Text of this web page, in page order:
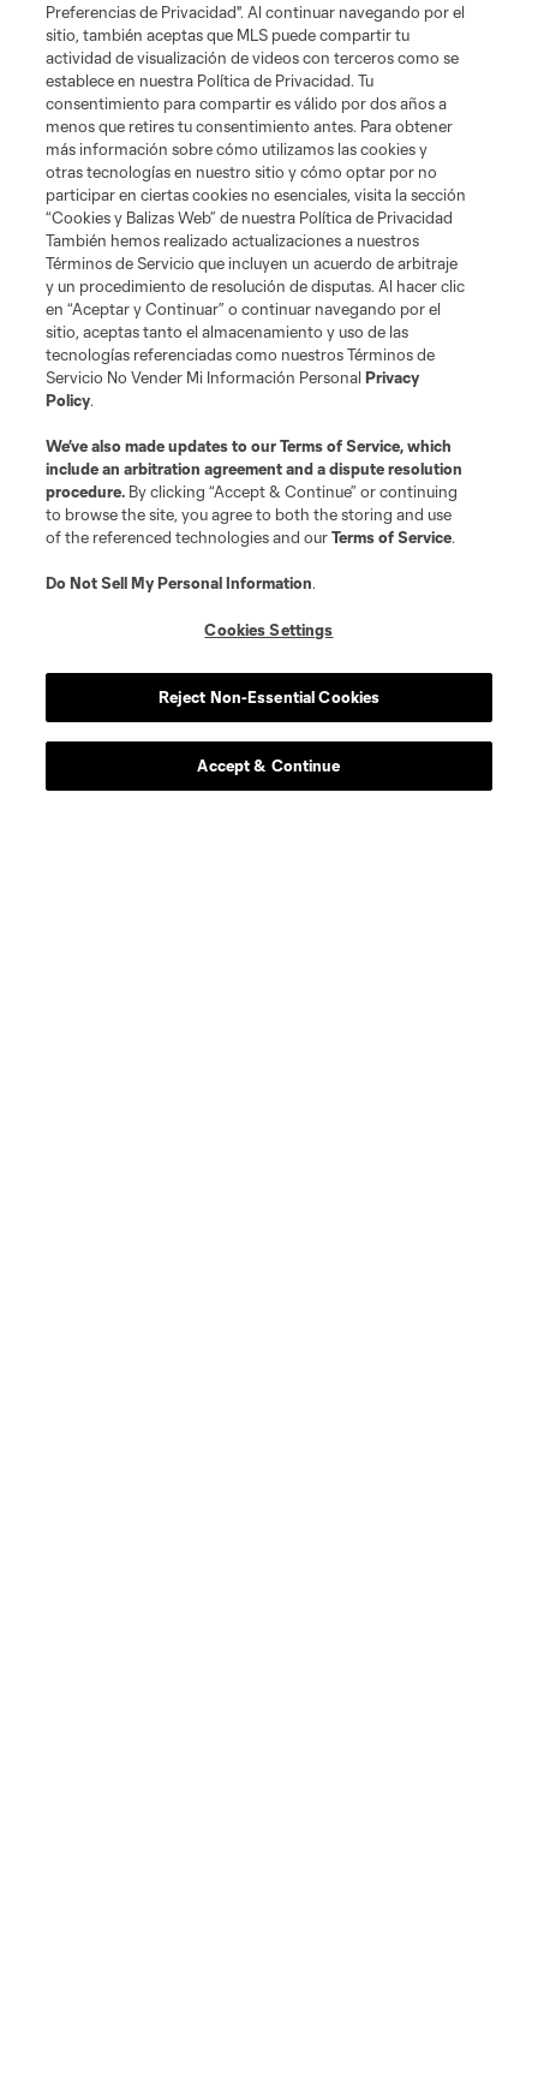
Entradas
Suscríbete al boletín
Síguenos en Twitter
Preferencias de Privacidad". Al continuar navegando por el
sitio, también aceptas que MLS puede compartir tu
actividad de visualización de videos con terceros como se
establece en nuestra Política de Privacidad. Tu
consentimiento para compartir es válido por dos años a
menos que retires tu consentimiento antes. Para obtener
más información sobre cómo utilizamos las cookies y
otras tecnologías en nuestro sitio y cómo optar por no
participar en ciertas cookies no esenciales, visita la sección
“Cookies y Balizas Web” de nuestra Política de Privacidad
También hemos realizado actualizaciones a nuestros
Términos de Servicio que incluyen un acuerdo de arbitraje
y un procedimiento de resolución de disputas. Al hacer clic
en “Aceptar y Continuar” o continuar navegando por el
sitio, aceptas tanto el almacenamiento y uso de las
tecnologías referenciadas como nuestros Términos de
Servicio No Vender Mi Información PersonalPrivacy
Policy.
We’ve also made updates to ourTerms of Service, which
include an arbitration agreement and a dispute resolution
procedure. By clicking “Accept & Continue” or continuing
to browse the site, you agree to both the storing and use
of the referenced technologies and ourTerms of Service.
Do Not Sell My Personal Information.
Cookies Settings
Reject Non-Essential Cookies
Accept & Continue